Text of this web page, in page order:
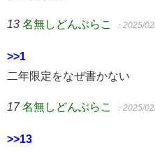
13 名無しどんぶらこ ：2025/
>>1
二年限定をなぜ書かない
17 名無しどんぶらこ ：2025/
>>13